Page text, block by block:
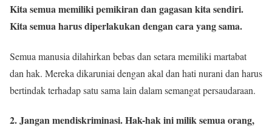
Kita semua memiliki pemikiran dan gagasan kita sendiri.
Kita semua harus diperlakukan dengan cara yang sama.
Semua manusia dilahirkan bebas dan setara memiliki martabat
dan hak. Mereka dikaruniai dengan akal dan hati nurani dan harus
bertindak terhadap satu sama lain dalam semangat persaudaraan.
2. Jangan mendiskriminasi. Hak-hak ini milik semua orang,